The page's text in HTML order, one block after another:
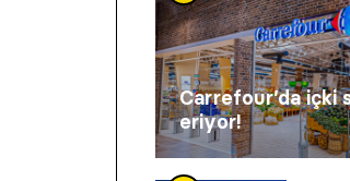
Carrefour’da içki
eriyor!